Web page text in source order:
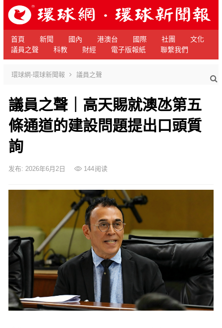
首頁 新聞 國內 港澳台 國際 社團
文化
議員之聲
科教 財經 電子版報紙 聯繫我們
環球網-環球新聞報 議員之聲
議員之聲｜高天賜就澳氹第五
條通道的建設問題提出口頭質
詢
发布: 2026年6月2日 144阅读